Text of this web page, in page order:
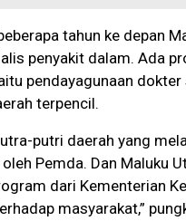
tahun ke depan
penyakit dalam. Ada
pendayagunaan
terpencil.
putri daerah yang
Pemda. Dan Maluku
dari Kementerian
masyarakat,”